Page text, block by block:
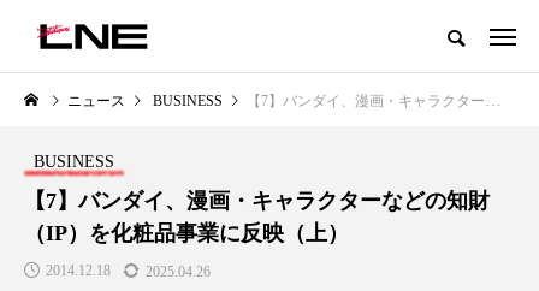
グローバルビューティ＆ヘルスケアビジネス誌
LIFESTYLE BUSINESS
ニュース BUSINESS 【7】バンダイ、漫画・キャラクターなどの知財（IP）を化粧品事業に反映（上）
BUSINESS
【7】バンダイ、漫画・キャラクターなどの知財
（IP）を化粧品事業に反映（上）
2014.12.18 2025.04.26